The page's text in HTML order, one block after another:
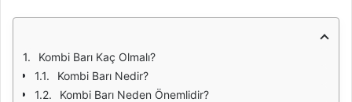
Kombi Barı Kaç Olmalı?
Kombi Barı Nedir?
Kombi Barı Neden Önemlidir?